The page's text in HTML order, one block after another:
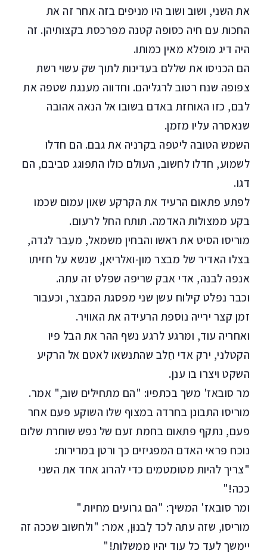
את השני, ושוב ושוב היו מניפים בזה אחר זה את
החכות עם חיה כסופה קטנה מפרכסת בקצותיהן. זה
היה דיג מופלא מאין כמותו.
הם הכניסו את שללם בעדינות לתוך שק עשוי רשת
צפופה שנח רטוב לרגליהם. וחדווה מענגת שטפה את
לבם, כזו האוחזת באדם בשובו אל הנאה אהובה
שנאסרה עליו מזמן.
השמש הטובה ליטפה בקרניה את גבם. הם חדלו
לשמוע, חדלו לחשוב, העולם כולו התפוגג סביבם, הם
דגו.
לפתע פתאום הרעיד את הקרקע שאון עמום שכמו
בקע ממצולות האדמה. תותח החל לרעום.
מוריסו הסיט את ראשו והבחין משמאל, מעֵבר לגדה,
בצלו האדיר של מבצר מון-ואלריאן, שנשא על חזיתו
אנפה לבנה, אדי אבק שריפה שפלט זה עתה.
וכבר נפלט קילוח עשן שני מפסגת המבצר, וכעבור
זמן קצר ירייה נוספת הרעידה את האוויר.
ואחריה עוד, ומרגע לרגע נשף ההר את הבל פיו
הקטלני, ירק אדי חֵלב שהתנשאו לאטם אל הרקיע
השקט ויצרו בו ענן.
מר סובאז' משך בכתפיו: "הם מתחילים שוב," אמר.
מוריסו התבונן בחרדה במצוף שלו השוקע פעם אחר
פעם, נתקף פתאום בחמת זעם של נפש שוחרת שלום
נוכח פראי האדם המפגיזים כך ורטן במרירות:
"צריך להיות מטומטמים כדי להרוג אחד את השני
ככה!"
ומר סובאז' המשיך: "הם גרועים מחיות."
מוריסו, שזה עתה לכד לַבנוּן, אמר: "ולחשוב שככה זה
יימשך לעד כל עוד יהיו ממשלות!"